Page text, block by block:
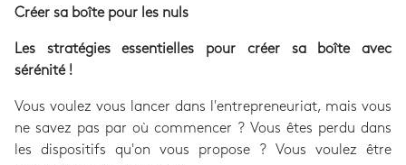
Créer sa boîte pour les nuls
Les stratégies essentielles pour créer sa boîte avec
sérénité !
Vous voulez vous lancer dans l'entrepreneuriat, mais vous
ne savez pas par où commencer ? Vous êtes perdu dans
les dispositifs qu'on vous propose ? Vous voulez être